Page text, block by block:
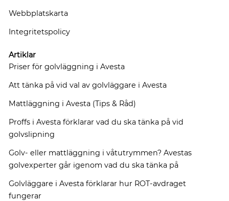
Webbplatskarta
Integritetspolicy
Artiklar
Priser för golvläggning i Avesta
Att tänka på vid val av golvläggare i Avesta
Mattläggning i Avesta (Tips & Råd)
Proffs i Avesta förklarar vad du ska tänka på vid
golvslipning
Golv- eller mattläggning i våtutrymmen? Avestas
golvexperter går igenom vad du ska tänka på
Golvläggare i Avesta förklarar hur ROT-avdraget
fungerar